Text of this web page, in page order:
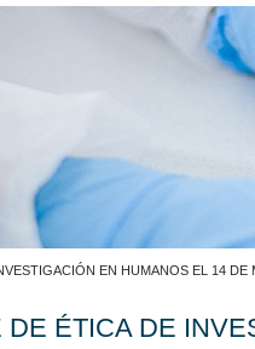
EN HUMANOS EL 14 DE
ÉTICA DE